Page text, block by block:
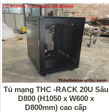
Tủ mạng THC -RACK 20U Sâu
D800 (H1050 x W600 x
D800mm) cao cấp